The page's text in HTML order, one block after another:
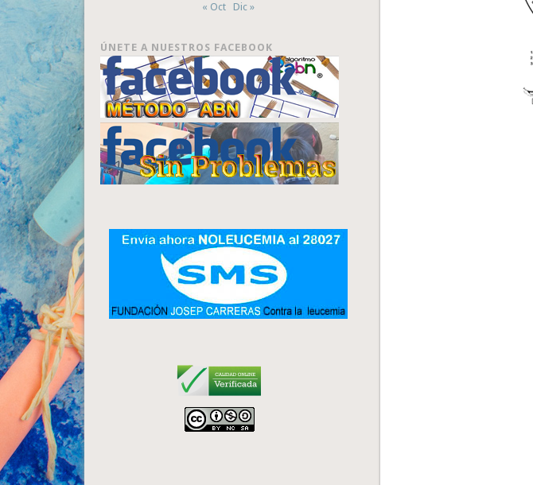
« Oct Dic »
ÚNETE A NUESTROS FACEBOOK